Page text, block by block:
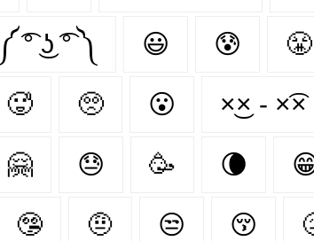
༼ ͡° ͜ʖ ͡° ༽ 😃 😰 😤
🥵 🥺 😮‍ ×͜× - ×͡×
🤗 😓 🥳 🌘
🤥 🤨 😒 😚